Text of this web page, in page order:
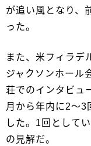
が追い風となり、
った。
また、米フィラデ
ジャクソンホール
荘でのインタビュ
月から年内に2～3
した。1回として
の見解だ。